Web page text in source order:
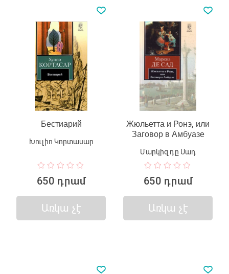
Бестиарий
Խուլիո Կորտասար
650 դրամ
Առկա չէ
Жюльетта и Ронэ, или
Заговор в Амбуазе
Մարկիզ դը Սադ
650 դրամ
Առկա չէ